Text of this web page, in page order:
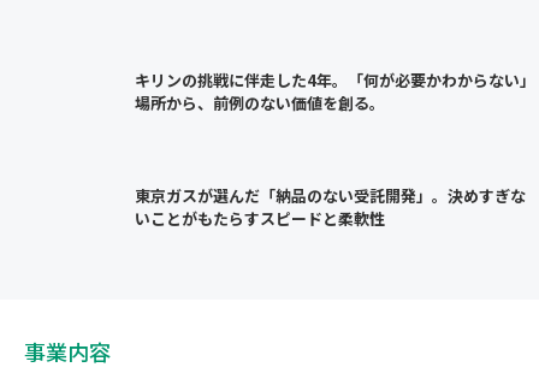
キリンの挑戦に伴走した4年。「何が必要かわからない」
場所から、前例のない価値を創る。
東京ガスが選んだ「納品のない受託開発」。決めすぎな
いことがもたらすスピードと柔軟性
事業内容